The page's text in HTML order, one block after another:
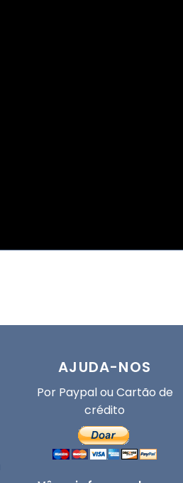
AJUDA-NOS
Por Paypal ou Cartão de
crédito